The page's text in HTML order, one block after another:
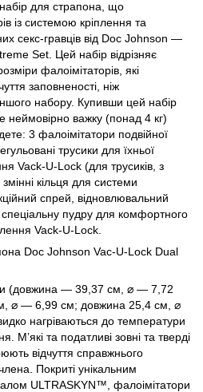
для страпона, що
із системою кріплення та
секс-гравців від Doc Johnson —
Set. Цей набір відрізняє
фалоімітаторів, які
заповненості, ніж
набору. Купивши цей набір
неймовірно важку (понад 4 кг)
3 фалоімітатори подвійної
трусики для їхньої
Vack-U-Lock (для трусиків, з
кільця для системи
спрей, відновлювальний
пудру для комфортного
Vack-U-Lock.
Doc Johnson Vac-U-Lock Dual
(довжина — 39,37 см, ⌀ — 7,72
⌀ — 6,99 см; довжина 25,4 см, ⌀
нагріваються до температури
М’які та податливі зовні та тверді
відчуття справжнього
Покриті унікальним
ULTRASKYN™, фалоімітатори